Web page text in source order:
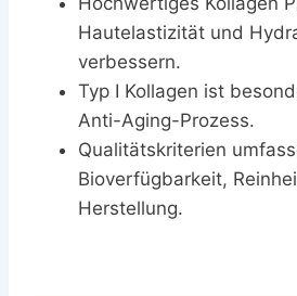
Hautelastizität und
verbessern.
Typ I Kollagen ist
Anti-Aging-Prozess.
Qualitätskriterien
Bioverfügbarkeit,
Herstellung.